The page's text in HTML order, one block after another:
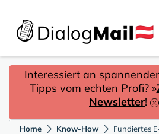
Interessiert an
Tipps vom echten Profi? »
Newsletter!
Home Know-How